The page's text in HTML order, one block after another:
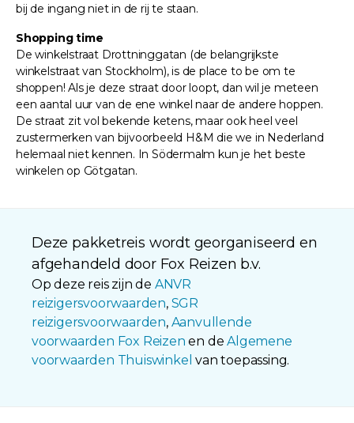
bij de ingang niet in de rij te staan.
Shopping time
De winkelstraat Drottninggatan (de belangrijkste
winkelstraat van Stockholm), is de place to be om te
shoppen! Als je deze straat door loopt, dan wil je meteen
een aantal uur van de ene winkel naar de andere hoppen.
De straat zit vol bekende ketens, maar ook heel veel
zustermerken van bijvoorbeeld H&M die we in Nederland
helemaal niet kennen. In Södermalm kun je het beste
winkelen op Götgatan.
Deze pakketreis wordt georganiseerd en
afgehandeld door Fox Reizen b.v.
Op deze reis zijn de ANVR
reizigersvoorwaarden, SGR
reizigersvoorwaarden, Aanvullende
voorwaarden Fox Reizen en deAlgemene
voorwaarden Thuiswinkel van toepassing.